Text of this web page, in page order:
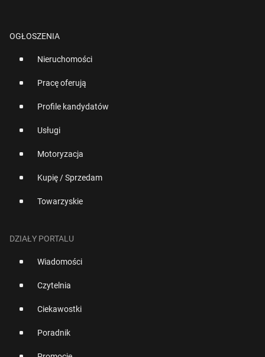
OGŁOSZENIA
Nieruchomości
Pracę oferują
Profile kandydatów
Usługi
Motoryzacja
Kupię / Sprzedam
Towarzyskie
DZIAŁY PORTALU
Wiadomości
Czytelnia
Ciekawostki
Poradnik